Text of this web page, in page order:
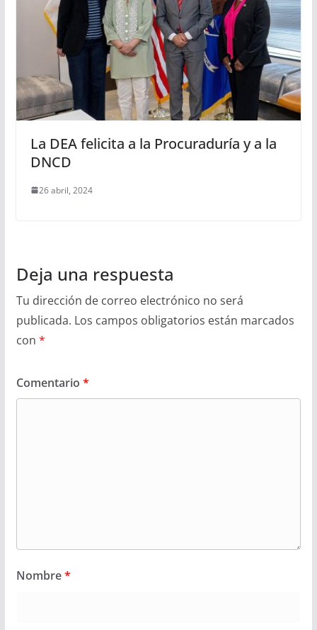
La DEA felicita a la Procuraduría y a la
DNCD
26 abril, 2024
Deja una respuesta
Tu dirección de correo electrónico no será
publicada. Los campos obligatorios están marcados
con *
Comentario *
Nombre*